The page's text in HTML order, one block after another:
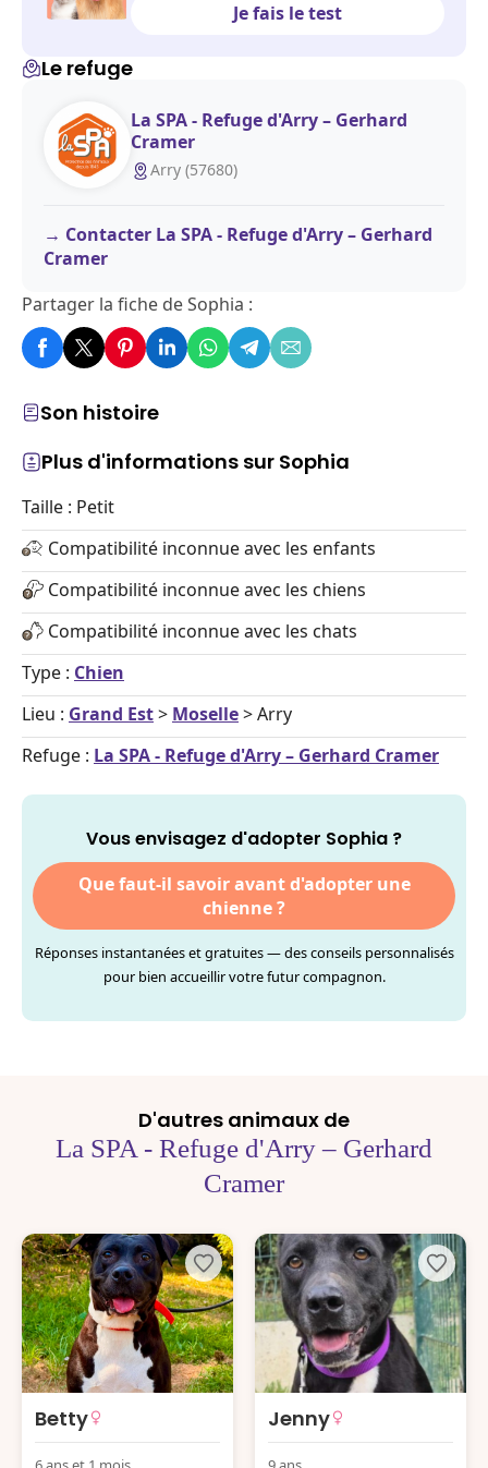
Son histoire
Plus d'informations sur Sophia
Taille : Petit
Compatibilité inconnue avec les enfants
Compatibilité inconnue avec les chiens
Compatibilité inconnue avec les chats
Type : Chien
Lieu : Grand Est> Moselle> Arry
Refuge : La SPA - Refuge d'Arry – Gerhard Cramer
Vous envisagez d'adopter Sophia ?
Que faut-il savoir avant d'adopter une
chienne ?
Réponses instantanées et gratuites — des conseils personnalisés
pour bien accueillir votre futur compagnon.
Je fais le test
Le refuge
La SPA - Refuge d'Arry – Gerhard
Cramer
Arry (57680)
Contacter La SPA - Refuge d'Arry – Gerhard
Cramer
Partager la fiche de Sophia :
D'autres animaux de
La SPA - Refuge d'Arry – Gerhard
Cramer
Betty Jenny